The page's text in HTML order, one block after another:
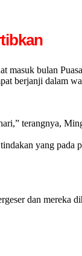
bulan
berjanji dalam
terangnya,
yang pada
dan mereka